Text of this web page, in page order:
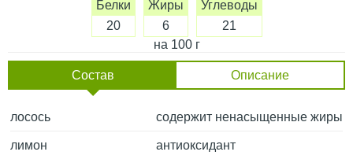
Белки
20
Жиры
6
Углеводы
21
на 100 г
Состав Описание
лосось содержит ненасыщенные жиры
лимон антиоксидант